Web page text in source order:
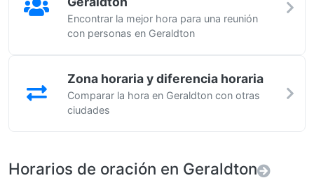
Encontrar la mejor hora para una reunión
con personas en Geraldton
Zona horaria y diferencia horaria
Comparar la hora en Geraldton con otras
ciudades
Horarios de oración en Geraldton